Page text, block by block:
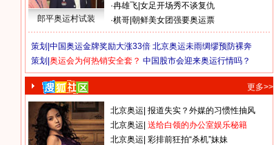
郎平奥运村试装
·冉雄飞 女足开场秀不谈复仇
·棋哥 朝鲜美女团强要奥运票
策划| 中国奥运金牌奖励大涨33倍 北京奥运未雨绸缪预防裸奔
策划| 奥运会为何热销安全套？ 中国股市会迎来奥运行情吗？
更多>>
北京奥运 报道失实？外媒的习惯性抽风
北京奥运 送给白领的办公室娱乐秘籍
北京奥运 彩排前狂拍“杀机”妹妹